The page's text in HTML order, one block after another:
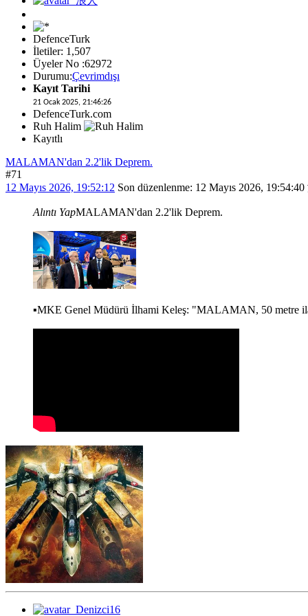
DefenceTurk
İletiler: 1,507
Üyeler No :62972
Durumu:Çevrimdışı
Kayıt Tarihi
21 Ocak 2025, 21:46:26
DefenceTurk.com
Ruh Halim
Kayıtlı
MALAMAN'dan 2.2'lik Deprem.
#71
12 Mayıs 2026, 19:52:12 Son düzenlenme: 12 Mayıs 2026, 19:54:40
Alıntı YapMALAMAN'dan 2.2'lik Deprem.
▪️MKE Genel Müdürü İlhami Keleş: "MALAMAN, 50 metre ila